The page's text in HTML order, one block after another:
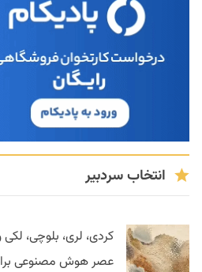
انتخاب سردبیر
کردی، لری، بلوچی،
عصر هوش مصنوعی برای